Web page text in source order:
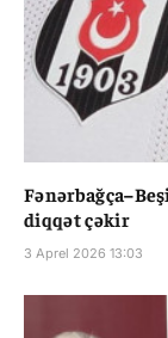
diqqət çəkir
3 Aprel 2026 13:03